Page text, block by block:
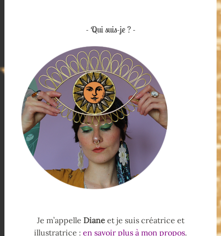
Qui suis-je ?
Je m’appelle Dianeet je suis créatrice et
illustratrice : en savoir plus à mon propos.